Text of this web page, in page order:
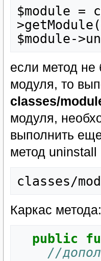
$module	= cmsController::getInstance()-
если метод не
модуля, то
classes/
модуля,
выполнить
метод
Каркас метода:
public
//